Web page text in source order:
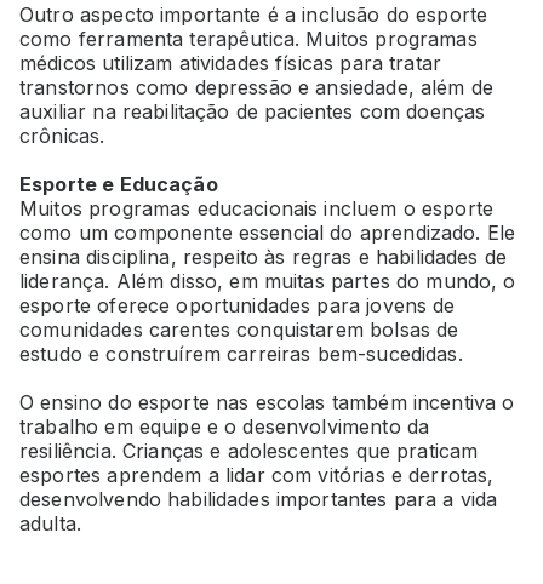
Outro aspecto importante é a inclusão do esporte
como ferramenta terapêutica. Muitos programas
médicos utilizam atividades físicas para tratar
transtornos como depressão e ansiedade, além de
auxiliar na reabilitação de pacientes com doenças
crônicas.
Esporte e Educação
Muitos programas educacionais incluem o esporte
como um componente essencial do aprendizado. Ele
ensina disciplina, respeito às regras e habilidades de
liderança. Além disso, em muitas partes do mundo, o
esporte oferece oportunidades para jovens de
comunidades carentes conquistarem bolsas de
estudo e construírem carreiras bem-sucedidas.
O ensino do esporte nas escolas também incentiva o
trabalho em equipe e o desenvolvimento da
resiliência. Crianças e adolescentes que praticam
esportes aprendem a lidar com vitórias e derrotas,
desenvolvendo habilidades importantes para a vida
adulta.